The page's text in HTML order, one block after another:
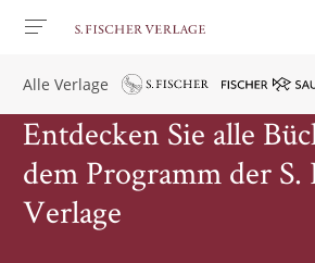
Alle Verlage
Entdecken Sie alle
dem Programm der S.
Verlage